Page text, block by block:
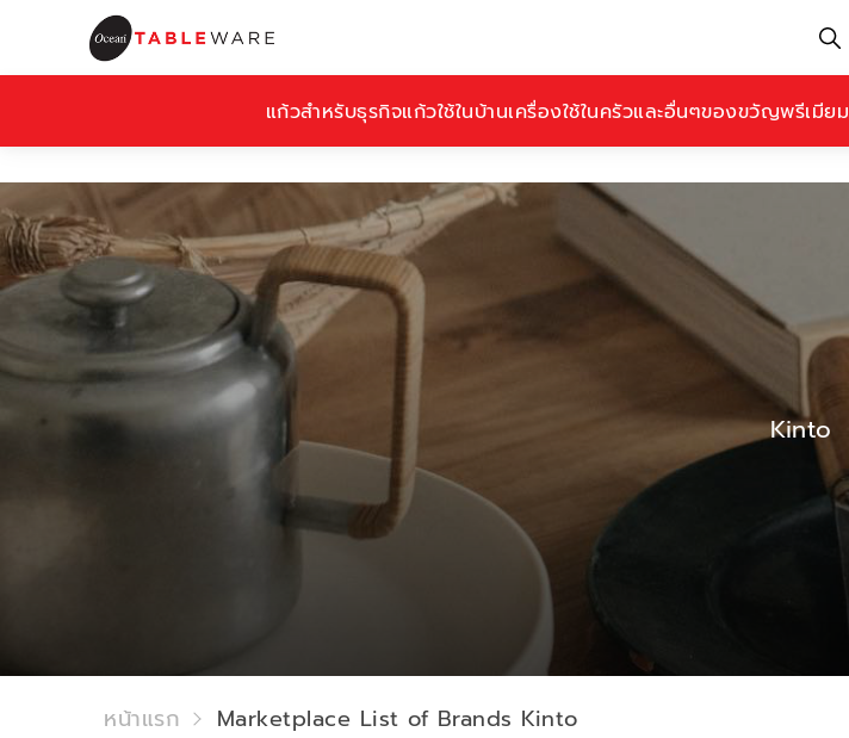
แก้วสำหรับธุรกิจแก้วใช้ในบ้านเครื่องใช้ในครัวและอื่นๆของขวัญพรีเมียม
Kinto
หน้าแรก Marketplace List of Brands Kinto